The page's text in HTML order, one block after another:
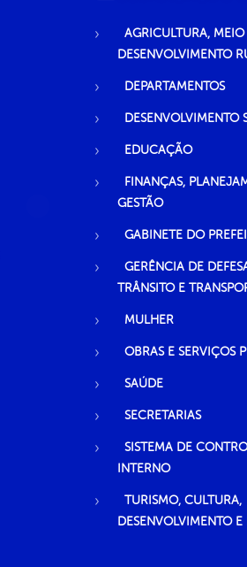
AGRICULTURA,
DESENVOLVIMENTO
DEPARTAMENTOS
DESENVOLVIMENTO
EDUCAÇÃO
FINANÇAS,
GESTÃO
GABINETE DO
GERÊNCIA DE
TRÂNSITO E
MULHER
OBRAS E SERVIÇOS
SAÚDE
SECRETARIAS
SISTEMA DE
INTERNO
TURISMO, CULTURA,
DESENVOLVIMENTO E